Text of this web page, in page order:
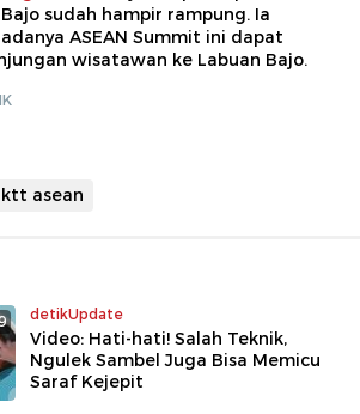
sudah hampir rampung. Ia
ASEAN Summit ini dapat
wisatawan ke Labuan Bajo.
ktt asean
detikUpdate
Video: Hati-hati! Salah Teknik,
Ngulek Sambel Juga Bisa Memicu
Saraf Kejepit